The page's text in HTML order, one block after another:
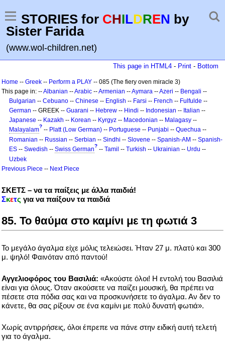
STORIES for CHILDREN by
Sister Farida
(www.wol-children.net)
This page in HTML4 - Print - Bottom
Home -- Greek -- Perform a PLAY -- 085 (The fiery oven miracle 3)
This page in: --Albanian --Arabic --Armenian --Aymara --Azeri -- Bengali --
Bulgarian -- Cebuano -- Chinese -- English -- Farsi -- French -- Fulfulde --
German -- GREEK -- Guarani -- Hebrew -- Hindi -- Indonesian -- Italian --
Japanese -- Kazakh -- Korean -- Kyrgyz -- Macedonian -- Malagasy --
Malayalam? -- Platt (Low German) -- Portuguese -- Punjabi -- Quechua --
Romanian -- Russian -- Serbian -- Sindhi -- Slovene -- Spanish-AM -- Spanish-
ES -- Swedish -- Swiss German? -- Tamil -- Turkish -- Ukrainian -- Urdu --
Uzbek
Previous Piece -- Next Piece
ΣΚΕΤΣ – να τα παίξεις με άλλα παιδιά!
Σκετς για να παίξουν τα παιδιά
85. Το θαύμα στο καμίνι με τη φωτιά 3
Το μεγάλο άγαλμα είχε μόλις τελειώσει. Ήταν 27 μ. πλατύ και 300
μ. ψηλό! Φαινόταν από παντού!
Αγγελιοφόρος του Βασιλιά: «Ακούστε όλοι! Η εντολή του Βασιλιά
είναι για όλους. Όταν ακούσετε να παίζει μουσική, θα πρέπει να
πέσετε στα πόδια σας και να προσκυνήσετε το άγαλμα. Αν δεν το
κάνετε, θα σας ρίξουν σε ένα καμίνι με πολύ δυνατή φωτιά».
Χωρίς αντιρρήσεις, όλοι έπρεπε να πάνε στην ειδική αυτή τελετή
για το άγαλμα.